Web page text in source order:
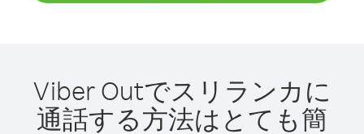
Viber Outでスリランカに
通話する方法はとても簡